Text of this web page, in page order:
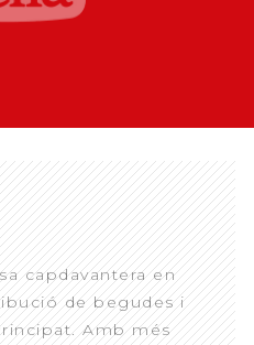
capdavantera en
de begudes i
Amb més